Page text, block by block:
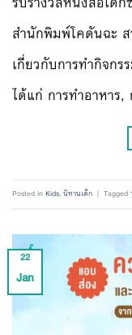
สำนักพิมพ์โคดันฉะ
เกี่ยวกับการทำกิจก
ได้แก่ การทำอาหาร
Posted inKids,นิทานเด็ก | Tagged
22
Jan